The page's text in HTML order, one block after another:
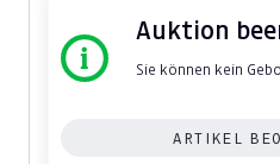
Auktion
Sie können kein
ARTIKEL